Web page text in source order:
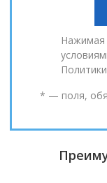
Нажимая
* — поля,